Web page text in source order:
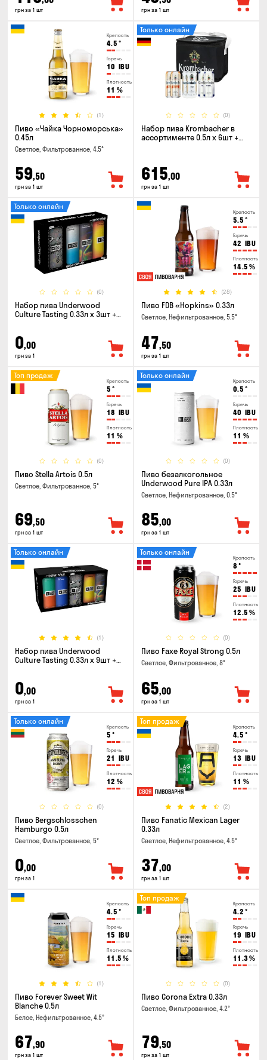
грн за 1 шт грн за 1 шт
Крепость
4.5 °
Горечь
10 IBU
Плотность
11 %
(1)
Пиво «Чайка Чорноморська»
0.45л
Светлое, Фильтрованное, 4.5°
59,50
грн за 1 шт
(0)
Только онлайн
Набор пива Krombacher в
ассортименте 0.5л х 6шт +
615,00
грн за 1 шт
(0)
Только онлайн
Набор пива Underwood
Culture Tasting 0.33л x 3шт +
0,00
грн за 1
Крепость
5.5 °
Горечь
42 IBU
Плотность
14.5 %
(28)
Пиво FDB «Hopkins» 0.33л
Светлое, Нефильтрованное, 5.5°
47,50
грн за 1 шт
Крепость
5 °
Горечь
18 IBU
Плотность
11 %
(0)
Топ продаж
Пиво Stella Artois 0.5л
Светлое, Фильтрованное, 5°
69,50
грн за 1 шт
Крепость
0.5 °
Горечь
40 IBU
Плотность
11 %
(0)
Только онлайн
Пиво безалкогольное
Underwood Pure IPA 0.33л
Светлое, Нефильтрованное, 0.5°
85,00
грн за 1 шт
(1)
Только онлайн
Набор пива Underwood
Culture Tasting 0.33л x 9шт +
0,00
грн за 1
Крепость
8 °
Горечь
25 IBU
Плотность
12.5 %
(0)
Только онлайн
Пиво Faxe Royal Strong 0.5л
Светлое, Фильтрованное, 8°
65,00
грн за 1 шт
Крепость
5 °
Горечь
21 IBU
Плотность
12 %
(0)
Только онлайн
Пиво Bergschlosschen
Hamburgo 0.5л
Светлое, Фильтрованное, 5°
0,00
грн за 1
Крепость
4.5 °
Горечь
13 IBU
Плотность
11 %
(2)
Топ продаж
Пиво Fanatic Mexican Lager
0.33л
Светлое, Нефильтрованное, 4.5°
37,00
грн за 1 шт
Крепость
4.5 °
Горечь
15 IBU
Плотность
11.5 %
(1)
Пиво Forever Sweet Wit
Blanche 0.5л
Белое, Нефильтрованное, 4.5°
67,90
грн за 1 шт
Крепость
4.2 °
Горечь
19 IBU
Плотность
11.3%
(0)
Топ продаж
Пиво Corona Extra 0.33л
Светлое, Фильтрованное, 4.2°
79,50
грн за 1 шт